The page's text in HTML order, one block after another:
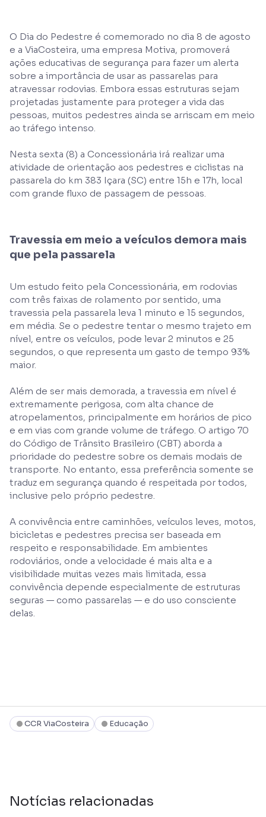
O Dia do Pedestre é comemorado no dia 8 de agosto
e a ViaCosteira, uma empresa Motiva, promoverá
ações educativas de segurança para fazer um alerta
sobre a importância de usar as passarelas para
atravessar rodovias. Embora essas estruturas sejam
projetadas justamente para proteger a vida das
pessoas, muitos pedestres ainda se arriscam em meio
ao tráfego intenso.
Nesta sexta (8) a Concessionária irá realizar uma
atividade de orientação aos pedestres e ciclistas na
passarela do km 383 Içara (SC) entre 15h e 17h, local
com grande fluxo de passagem de pessoas.
Travessia em meio a veículos demora mais
que pela passarela
Um estudo feito pela Concessionária, em rodovias
com três faixas de rolamento por sentido, uma
travessia pela passarela leva 1 minuto e 15 segundos,
em média. Se o pedestre tentar o mesmo trajeto em
nível, entre os veículos, pode levar 2 minutos e 25
segundos, o que representa um gasto de tempo 93%
maior.
Além de ser mais demorada, a travessia em nível é
extremamente perigosa, com alta chance de
atropelamentos, principalmente em horários de pico
e em vias com grande volume de tráfego. O artigo 70
do Código de Trânsito Brasileiro (CBT) aborda a
prioridade do pedestre sobre os demais modais de
transporte. No entanto, essa preferência somente se
traduz em segurança quando é respeitada por todos,
inclusive pelo próprio pedestre.
A convivência entre caminhões, veículos leves, motos,
bicicletas e pedestres precisa ser baseada em
respeito e responsabilidade. Em ambientes
rodoviários, onde a velocidade é mais alta e a
visibilidade muitas vezes mais limitada, essa
convivência depende especialmente de estruturas
seguras — como passarelas — e do uso consciente
delas.
CCR ViaCosteira Educação
Notícias relacionadas